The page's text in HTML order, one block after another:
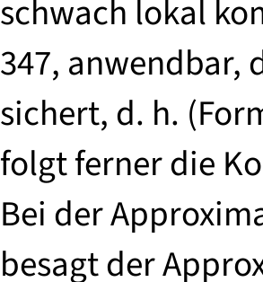
schwach lokal
347, anwendbar,
sichert, d. h.
folgt ferner die
Bei der
besagt der